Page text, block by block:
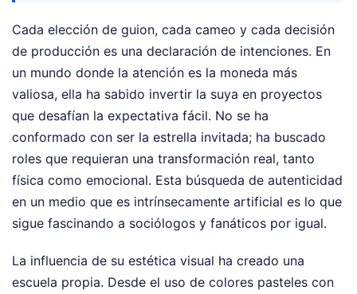
Cada elección de guion, cada cameo y cada decisión
de producción es una declaración de intenciones. En
un mundo donde la atención es la moneda más
valiosa, ella ha sabido invertir la suya en proyectos
que desafían la expectativa fácil. No se ha
conformado con ser la estrella invitada; ha buscado
roles que requieran una transformación real, tanto
física como emocional. Esta búsqueda de autenticidad
en un medio que es intrínsecamente artificial es lo que
sigue fascinando a sociólogos y fanáticos por igual.
La influencia de su estética visual ha creado una
escuela propia. Desde el uso de colores pasteles con